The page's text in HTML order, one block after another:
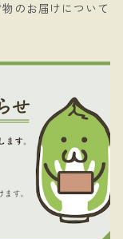
のお届けについて